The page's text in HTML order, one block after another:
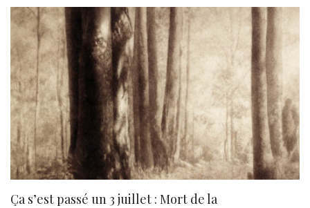
Ça s’est passé un 3 juillet : Mort de la